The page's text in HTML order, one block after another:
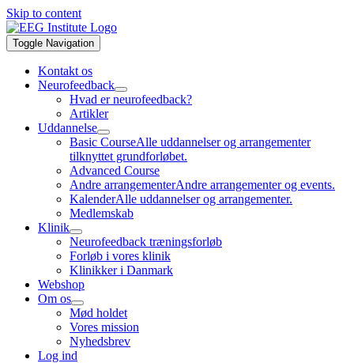
Skip to content
Toggle Navigation
Kontakt os
Neurofeedback
Hvad er neurofeedback?
Artikler
Uddannelse
Basic CourseAlle uddannelser og arrangementer
tilknyttet grundforløbet.
Advanced Course
Andre arrangementerAndre arrangementer og events.
KalenderAlle uddannelser og arrangementer.
Medlemskab
Klinik
Neurofeedback træningsforløb
Forløb i vores klinik
Klinikker i Danmark
Webshop
Om os
Mød holdet
Vores mission
Nyhedsbrev
Log ind